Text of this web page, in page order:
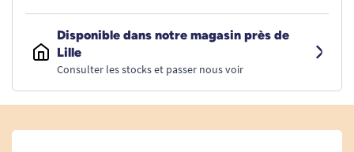
Disponible dans notre magasin près de
Lille
Consulter les stocks et passer nous voir